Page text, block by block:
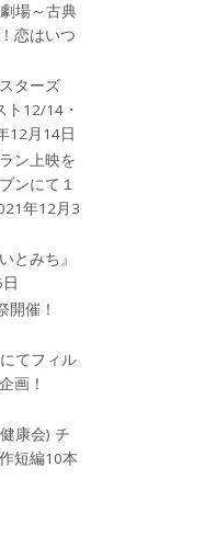
場～古典
恋はいつ
ターズ
ト12/14・
12月14日
ン上映を
ンにて１
年12月3
とみち』
開催！
てフィル
画！
康会) チ
短編10本